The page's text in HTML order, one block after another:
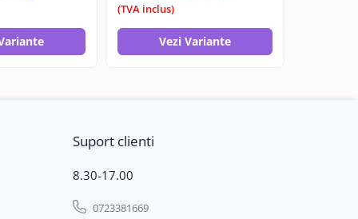
(TVA inclus)
Vezi Variante
Suport clienti
8.30-17.00
0723381669